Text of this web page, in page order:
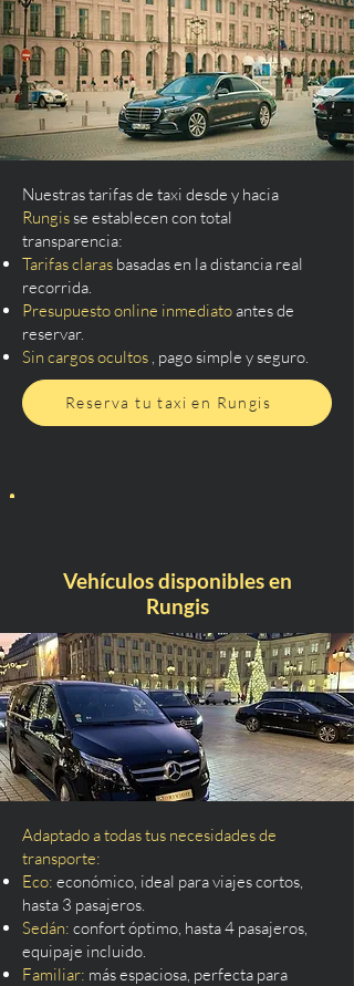
Nuestras tarifas de taxi desde y hacia
Rungisse establecen con total
transparencia:
Tarifas claras basadas en la distancia real
recorrida.
Presupuesto online inmediatoantes de
reservar.
Sin cargos ocultos , pago simple y seguro.
Reserva tu taxi en Rungis
Vehículos disponibles en
Rungis
Adaptado a todas tus necesidades de
transporte:
Eco: económico, ideal para viajes cortos,
hasta 3 pasajeros.
Sedán: confort óptimo, hasta 4 pasajeros,
equipaje incluido.
Familiar: más espaciosa, perfecta para